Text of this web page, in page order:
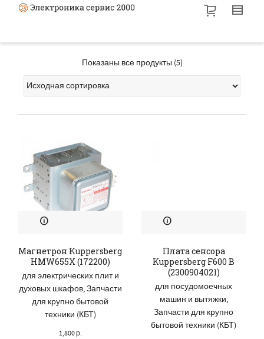
Показаны все продукты (5)
Магнетрон Kuppersberg
HMW655X (172200)
для электрических плит и
духовых шкафов,Запчасти
для крупно бытовой
техники (КБТ)
1,800р.
Плата сенсора
Kuppersberg F600 B
(2300904021)
для посудомоечных
машин и вытяжки,
Запчасти для крупно
бытовой техники (КБТ)